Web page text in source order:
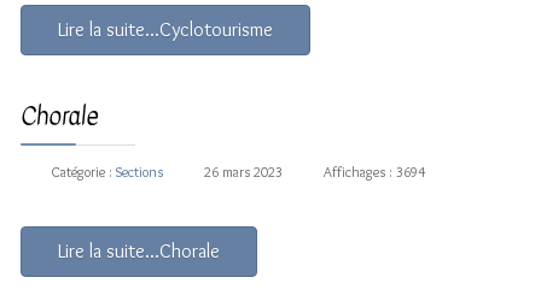
Lire la suite...Cyclotourisme
Chorale
Catégorie : Sections 26 mars 2023 Affichages : 3694
Lire la suite...Chorale